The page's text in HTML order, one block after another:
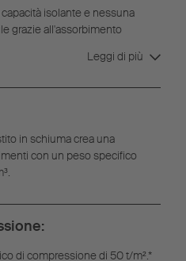
isolante e nessuna
grazie all'assorbimento
Leggi di più
in schiuma crea una
con un peso specifico
di compressione di 50 t/m².*